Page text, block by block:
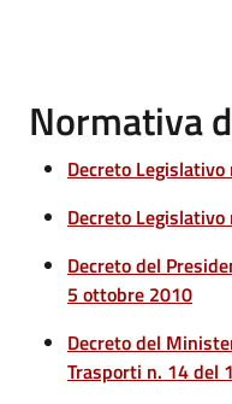
Menu selezionato
Servizi
Vivere
Castel
Maggiore
Amministrazione
Normativa
Decreto
Decreto
Decreto del
5 ottobre 2010
Decreto del
Trasporti n. 14 del